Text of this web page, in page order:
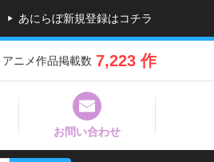
あにらぼ新規登録はコチラ
アニメ作品掲載数 7,223 作
お問い合わせ